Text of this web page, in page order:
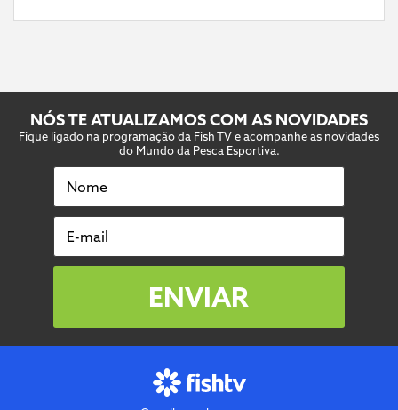
NÓS TE ATUALIZAMOS COM AS NOVIDADES
Fique ligado na programação da Fish TV e acompanhe as novidades
do Mundo da Pesca Esportiva.
Nome
E-mail
ENVIAR